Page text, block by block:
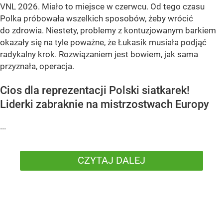
VNL 2026. Miało to miejsce w czerwcu. Od tego czasu
Polka próbowała wszelkich sposobów, żeby wrócić
do zdrowia. Niestety, problemy z kontuzjowanym barkiem
okazały się na tyle poważne, że Łukasik musiała podjąć
radykalny krok. Rozwiązaniem jest bowiem, jak sama
przyznała, operacja.
Cios dla reprezentacji Polski siatkarek!
Liderki zabraknie na mistrzostwach Europy
...
CZYTAJ DALEJ